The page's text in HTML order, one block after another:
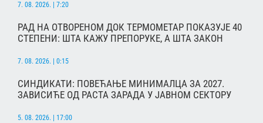
7. 08. 2026. | 7:20
РАД НА ОТВОРЕНОМ ДОК ТЕРМОМЕТАР ПОКАЗУЈЕ 40
СТЕПЕНИ: ШТА КАЖУ ПРЕПОРУКЕ, А ШТА ЗАКОН
7. 08. 2026. | 0:15
СИНДИКАТИ: ПОВЕЋАЊЕ МИНИМАЛЦА ЗА 2027.
ЗАВИСИЋЕ ОД РАСТА ЗАРАДА У ЈАВНОМ СЕКТОРУ
5. 08. 2026. | 17:00